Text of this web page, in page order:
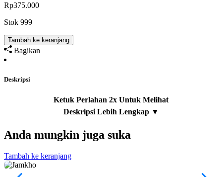
Rp375.000
Stok 999
Tambah ke keranjang
Bagikan
Deskripsi
Anda mungkin juga suka
Tambah ke keranjang